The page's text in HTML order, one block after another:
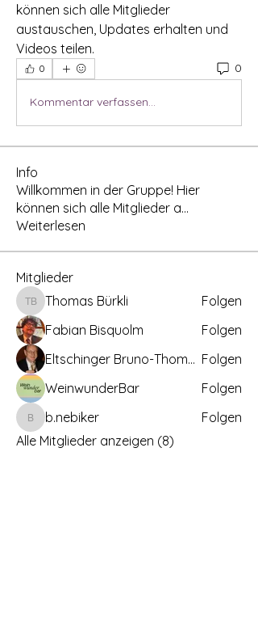
können sich alle Mitglieder
austauschen, Updates erhalten und
Videos teilen.
0 0
Kommentar verfassen...
Info
Willkommen in der Gruppe! Hier
können sich alle Mitglieder a...
Weiterlesen
Mitglieder
Thomas Bürkli
Thomas Bürkli
Folgen
Fabian Bisquolm
Folgen
Eltschinger Bruno-Thomas Folgen
WeinwunderBar
Folgen
b.nebiker
b.nebiker
Folgen
Alle Mitglieder anzeigen (8)